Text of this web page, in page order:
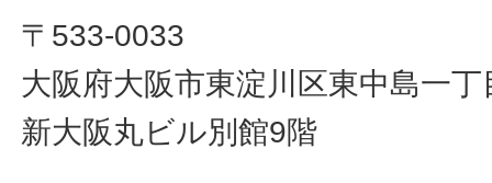
〒533-0033
大阪府大阪市東淀川区東中島一
新大阪丸ビル別館9階